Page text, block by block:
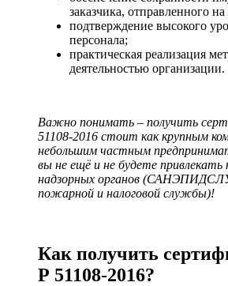
заказчика, отправленного
подтверждение высокого
персонала;
практическая реализация
деятельностью организации.
Важно понимать – получить
51108-2016 стоит как крупным
небольшим частным
вы не ещё и не будете привлекать
надзорных органов
пожарной и налоговой службы)!
Как получить
Р 51108-2016?